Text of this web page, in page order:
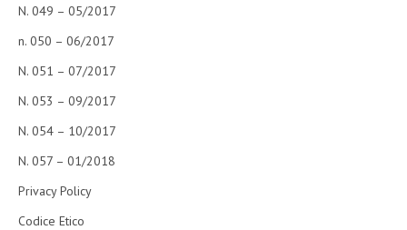
N. 049 – 05/2017
n. 050 – 06/2017
N. 051 – 07/2017
N. 053 – 09/2017
N. 054 – 10/2017
N. 057 – 01/2018
Privacy Policy
Codice Etico